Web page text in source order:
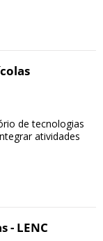
de tecnologias
atividades
- LENC